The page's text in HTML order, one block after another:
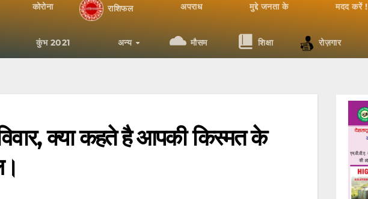
कोरोना राशिफल अपराध मुद्दे जनता के मदद करें !
कुंभ 2021 अन्य मौसम शिक्षा रोज़गार
क्या कहते है आपकी किस्मत के